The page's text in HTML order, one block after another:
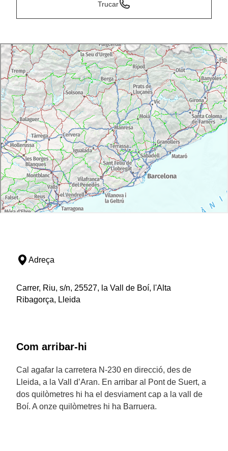
Trucar
Adreça
Carrer, Riu, s/n, 25527, la Vall de Boí, l'Alta
Ribagorça, Lleida
Com arribar-hi
Cal agafar la carretera N-230 en direcció, des de
Lleida, a la Vall d’Aran. En arribar al Pont de Suert, a
dos quilòmetres hi ha el desviament cap a la vall de
Boí. A onze quilòmetres hi ha Barruera.